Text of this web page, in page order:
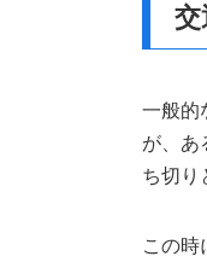
交
一般的
が、あ
ち切り
この時